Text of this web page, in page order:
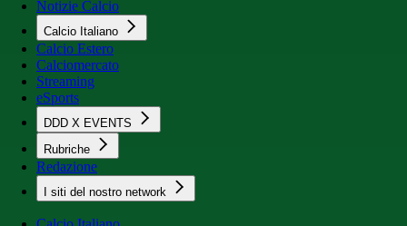
Notizie Calcio
Calcio Italiano
Calcio Estero
Calciomercato
Streaming
eSports
DDD X EVENTS
Rubriche
Redazione
I siti del nostro network